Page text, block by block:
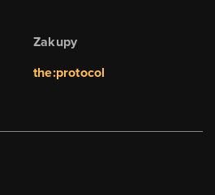
Zakupy
the:protocol